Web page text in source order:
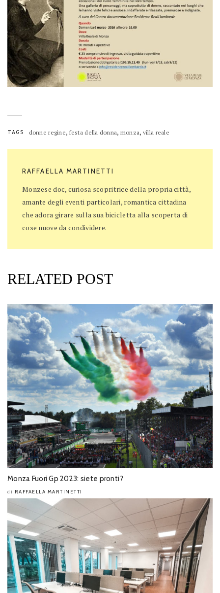
TAGS donne regine, festa della donna, monza, villa reale
RAFFAELLA MARTINETTI
Monzese doc, curiosa scopritrice della propria città,
amante degli eventi particolari, romantica cittadina
che adora girare sulla sua bicicletta alla scoperta di
cose nuove da condividere.
RELATED POST
Monza Fuori Gp 2023: siete pronti?
di RAFFAELLA MARTINETTI